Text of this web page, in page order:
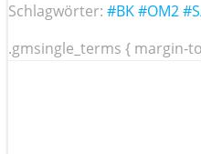
Schlagwörter: #BK#OM2
.gmsingle_terms { margin-